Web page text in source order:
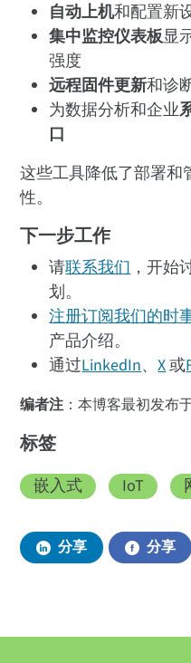
自动上机和配置新
集中监控仪表板显
强度
远程固件更新和诊
为数据分析和企业
口
这些工具降低了部署和
性。
下一步工作
请联系我们，开始
划。
注册订阅我们的时
产品介绍。
通过LinkedIn、X或
编者注 ：本博客最初发布
标签
嵌入式 IoT
分享 分享